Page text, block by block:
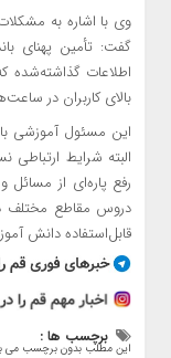
وی با اشاره به
گفت: تأمین پهنای
اطلاعات گذاشته‌شده
بالای کاربران در
این مسئول آموزشی
البته شرایط
رفع پاره‌ای از
دروس مقاطع مختلف
قابل‌استفاده دانش
برچسب ها :
این مطلب بدون برچسب می